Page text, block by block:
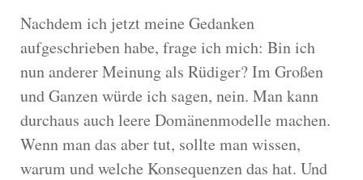
Nachdem ich jetzt meine Gedanken
aufgeschrieben habe, frage ich mich: Bin ich
nun anderer Meinung als Rüdiger? Im Großen
und Ganzen würde ich sagen, nein. Man kann
durchaus auch leere Domänenmodelle machen.
Wenn man das aber tut, sollte man wissen,
warum und welche Konsequenzen das hat. Und